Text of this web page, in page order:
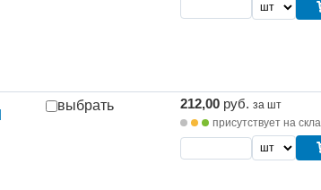
выбрать 212,00 руб. за шт
присутствует на